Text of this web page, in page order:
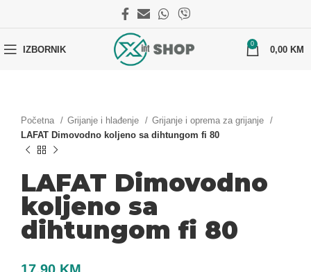
IZBORNIK
0
0,00 KM
Početna Grijanje i hlađenje
Grijanje i oprema za grijanje
LAFAT Dimovodno koljeno sa dihtungom fi 80
LAFAT Dimovodno
koljeno sa
dihtungom fi 80